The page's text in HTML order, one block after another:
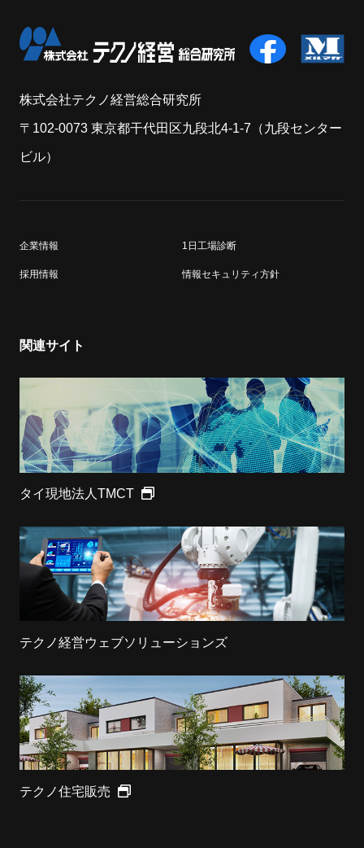
株式会社テクノ経営総合研究所
〒102-0073 東京都干代田区九段北4-1-7（九段センター
ビル）
企業情報 1日工場診断
採用情報 情報セキュリティ方針
関連サイト
タイ現地法人TMCT
テクノ経営ウェブソリューションズ
テクノ住宅販売